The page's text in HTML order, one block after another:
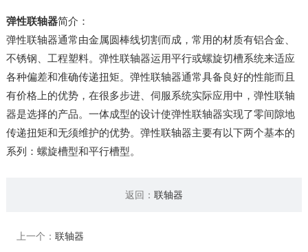
弹性联轴器简介：
弹性联轴器通常由金属圆棒线切割而成，常用的材质有铝合金、
不锈钢、工程塑料。弹性联轴器运用平行或螺旋切槽系统来适应
各种偏差和准确传递扭矩。弹性联轴器通常具备良好的性能而且
有价格上的优势，在很多步进、伺服系统实际应用中，弹性联轴
器是选择的产品。一体成型的设计使弹性联轴器实现了零间隙地
传递扭矩和无须维护的优势。弹性联轴器主要有以下两个基本的
系列：螺旋槽型和平行槽型。
返回： 联轴器
上一个： 联轴器